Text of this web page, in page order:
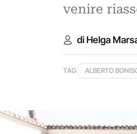
venire
di Helga
TAG ALBERTO